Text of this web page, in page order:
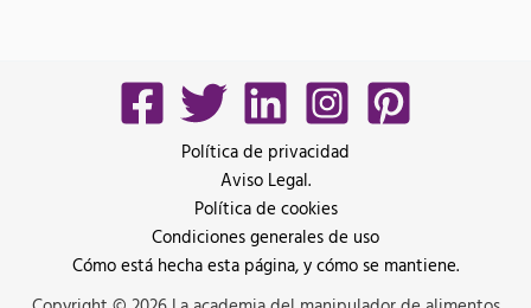
Política de privacidad
Aviso Legal.
Política de cookies
Condiciones generales de uso
Cómo está hecha esta página, y cómo se mantiene.